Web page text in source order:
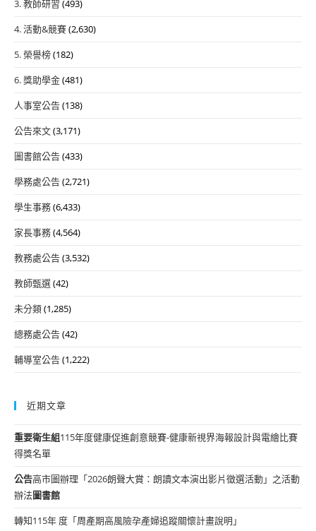
3. 教師研習 (493)
4. 活動&競賽(2,630)
5. 榮譽榜(182)
6. 獎助學金(481)
人事室公告(138)
公告來文(3,171)
圖書館公告(433)
學務處公告(2,721)
學生事務(6,433)
家長事務(4,564)
教務處公告(3,532)
教師甄選(42)
未分類(1,285)
總務處公告(42)
輔導室公告(1,222)
近期文章
重要衛生組115年度健康促進創意競賽-健康新視界海報設計與電繪比賽
得獎名單
公告高市圖辦理「2026朗聲大賞：朗讀文本演出影片徵選活動」之活動
辦法圖書館
轉知115年 度「周產期高風險孕產婦追蹤關懷計畫說明」